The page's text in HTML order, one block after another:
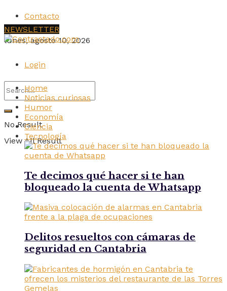
Contacto
lunes, agosto 10, 2026
Login
No Result
View All Result
NEWSLETTER
Home
Noticias curiosas
Humor
Economía
Ciencia
Tecnología
Te decimos qué hacer si te han
bloqueado la cuenta de Whatsapp
Delitos resueltos con cámaras de
seguridad en Cantabria